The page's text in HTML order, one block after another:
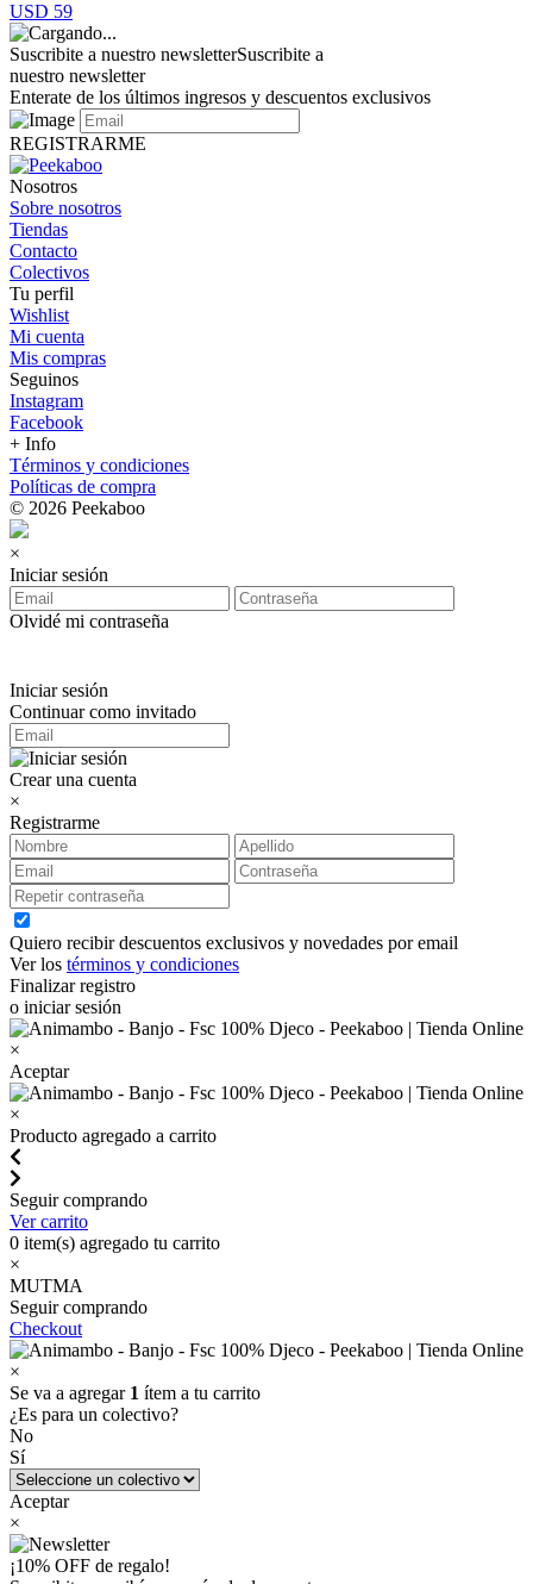
USD 59
Suscribite a nuestro newsletterSuscribite a
nuestro newsletter
Enterate de los últimos ingresos y descuentos exclusivos
REGISTRARME
Nosotros
Sobre nosotros
Tiendas
Contacto
Colectivos
Tu perfil
Wishlist
Mi cuenta
Mis compras
Seguinos
Instagram
Facebook
+ Info
Términos y condiciones
Políticas de compra
© 2026 Peekaboo
×
Iniciar sesión
Olvidé mi contraseña
Iniciar sesión
Continuar como invitado
Crear una cuenta
×
Registrarme
Quiero recibir descuentos exclusivos y novedades por email
Ver los términos y condiciones
Finalizar registro
o iniciar sesión
×
Aceptar
×
Producto agregado a carrito
Seguir comprando
Ver carrito
0 item(s) agregado tu carrito
×
MUTMA
Seguir comprando
Checkout
×
Se va a agregar 1 ítem a tu carrito
¿Es para un colectivo?
No
Sí
Aceptar
×
¡10% OFF de regalo!